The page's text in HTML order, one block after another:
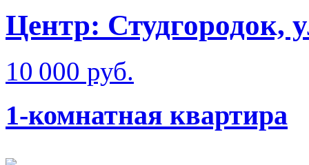
Центр: Студгородок,
10 000 руб.
1-комнатная квартира